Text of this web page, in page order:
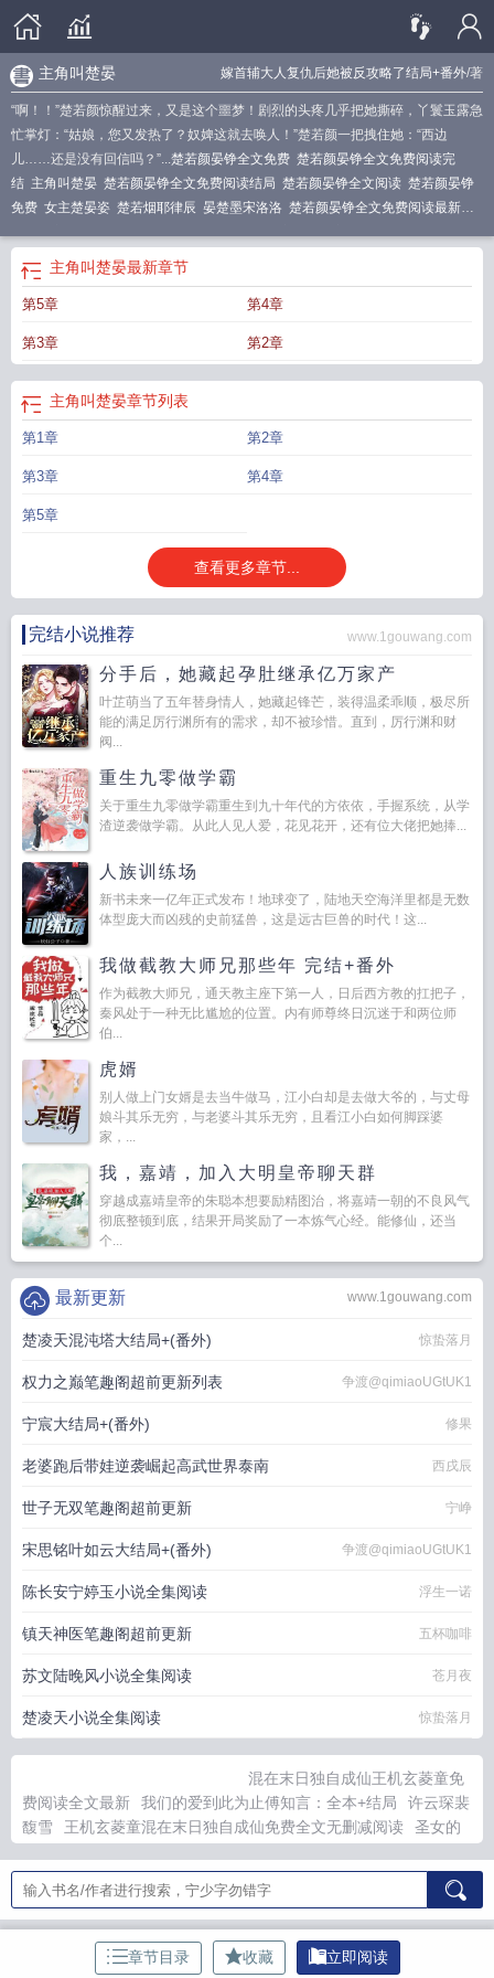
嫁首辅大人复仇后她被反攻略了结局+番外/著
主角叫楚晏
“啊！！”楚若颜惊醒过来，又是这个噩梦！剧烈的头疼几乎把她撕碎，丫鬟玉露急
忙掌灯：“姑娘，您又发热了？奴婢这就去唤人！”楚若颜一把拽住她：“西边
儿……还是没有回信吗？”...楚若颜晏铮全文免费 楚若颜晏铮全文免费阅读完
结 主角叫楚晏 楚若颜晏铮全文免费阅读结局 楚若颜晏铮全文阅读 楚若颜晏铮
免费 女主楚晏姿 楚若烟耶律辰 晏楚墨宋洛洛 楚若颜晏铮全文免费阅读最新章
笔趣阁 楚若颜晏铮全文免费阅读无弹窗
颜晏铮大结局
楚颜夕楚若颜晏铮全文免费阅读最新章节楚晏什么
铮最新章节
楚若颜晏铮全文免费阅读笔趣阁楚若颜晏铮大结局了吗
在线阅读楚若颜晏铮最新章节全文阅读楚若颜晏铮短剧大结局楚若颜晏铮全文
免费阅读楚若颜晏铮全文免费观看
文楚若颜晏铮免费阅读 楚若颜晏铮笔趣阁楚若颜晏铮嫁给首辅的
颜晏铮最新章节更新
主角叫楚晏最新章节
第5章 第4章
第3章 第2章
主角叫楚晏章节列表
第1章 第2章
第3章 第4章
第5章
查看更多章节...
完结小说推荐 www.1gouwang.com
分手后，她藏起孕肚继承亿万家产
叶芷萌当了五年替身情人，她藏起锋芒，装得温柔乖顺，极尽所
能的满足厉行渊所有的需求，却不被珍惜。直到，厉行渊和财
阀...
重生九零做学霸
关于重生九零做学霸重生到九十年代的方依依，手握系统，从学
渣逆袭做学霸。从此人见人爱，花见花开，还有位大佬把她捧...
人族训练场
新书未来一亿年正式发布！地球变了，陆地天空海洋里都是无数
体型庞大而凶残的史前猛兽，这是远古巨兽的时代！这...
我做截教大师兄那些年 完结+番外
作为截教大师兄，通天教主座下第一人，日后西方教的扛把子，
秦风处于一种无比尴尬的位置。内有师尊终日沉迷于和两位师
伯...
虎婿
别人做上门女婿是去当牛做马，江小白却是去做大爷的，与丈母
娘斗其乐无穷，与老婆斗其乐无穷，且看江小白如何脚踩婆
家，...
我，嘉靖，加入大明皇帝聊天群
穿越成嘉靖皇帝的朱聪本想要励精图治，将嘉靖一朝的不良风气
彻底整顿到底，结果开局奖励了一本炼气心经。能修仙，还当
个...
www.1gouwang.com
最新更新
楚凌天混沌塔大结局+(番外) 惊蛰落月
权力之巅笔趣阁超前更新列表 争渡@qimiaoUGtUK1
宁宸大结局+(番外) 修果
老婆跑后带娃逆袭崛起高武世界泰南 西戌辰
世子无双笔趣阁超前更新 宁峥
宋思铭叶如云大结局+(番外) 争渡@qimiaoUGtUK1
陈长安宁婷玉小说全集阅读 浮生一诺
镇天神医笔趣阁超前更新 五杯咖啡
苏文陆晚风小说全集阅读 苍月夜
楚凌天小说全集阅读 惊蛰落月
混在末日独自成仙王机玄菱童免
费阅读全文最新
我们的爱到此为止傅知言：全本+结局
许云琛裴
馥雪
王机玄菱童混在末日独自成仙免费全文无删减阅读
圣女的
日独自成仙最新全文免费阅读无弹窗
傅知言虞书意
我们的爱到
此为止
傅知言虞书意：我们的爱到此为止全文+后续
虞书意傅知
言
许云琛 裴馥雪结局+番外 白洛霍行之 虞书意傅知言
白洛霍
行之苏妍言
混在末日独自成仙主角王机玄菱童
我们的爱到此为
虞书意傅知言 苏研言霍行之 乖女的复仇计划：苏研言
章节目录 收藏 立即阅读